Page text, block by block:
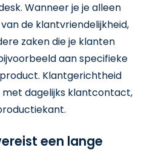
Wanneer je je alleen
de klantvriendelijkheid,
zaken die je klanten
aan specifieke
Klantgerichtheid
met dagelijks klantcontact,
een lange